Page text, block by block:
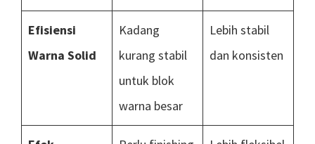
Efisiensi
Warna Solid
Kadang
kurang stabil
untuk blok
warna besar
Lebih stabil
dan konsisten